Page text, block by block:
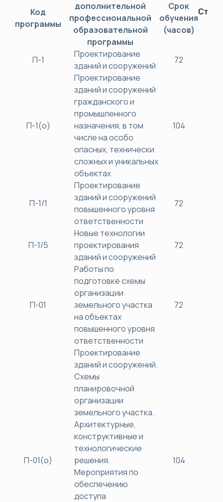
Код
программы
дополнительной
профессиональной
образовательной
программы
Срок
обучения
(часов)
П-1
Проектирование
зданий и сооружений
72
П-1(о)
Проектирование
зданий и сооружений
гражданского и
промышленного
назначения, в том
числе на особо
опасных, технически
сложных и уникальных
объектах
104
П-1/1
Проектирование
зданий и сооружений
повышенного уровня
ответственности
72
П-1/5
Новые технологии
проектирования
зданий и сооружений
72
П-01
Работы по
подготовке схемы
организации
земельного участка
на объектах
повышенного уровня
ответственности
72
П-01(о)
Проектирование
зданий и сооружений.
Схемы
планировочной
организации
земельного участка.
Архитектурные,
конструктивные и
технологические
решения.
Мероприятия по
обеспечению
доступа
104